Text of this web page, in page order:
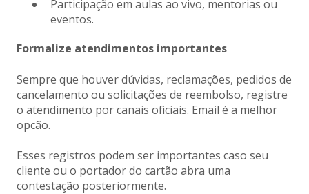
Participação em aulas ao vivo, mentorias ou
eventos.
Formalize atendimentos importantes
Sempre que houver dúvidas, reclamações, pedidos de
cancelamento ou solicitações de reembolso, registre
o atendimento por canais oficiais. Email é a melhor
opcão.
Esses registros podem ser importantes caso seu
cliente ou o portador do cartão abra uma
contestação posteriormente.